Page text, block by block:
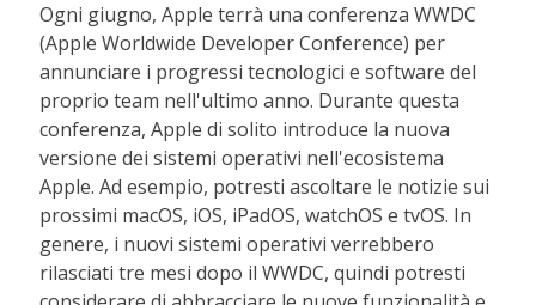
Ogni giugno, Apple terrà una conferenza WWDC
(Apple Worldwide Developer Conference) per
annunciare i progressi tecnologici e software del
proprio team nell'ultimo anno. Durante questa
conferenza, Apple di solito introduce la nuova
versione dei sistemi operativi nell'ecosistema
Apple. Ad esempio, potresti ascoltare le notizie sui
prossimi macOS, iOS, iPadOS, watchOS e tvOS. In
genere, i nuovi sistemi operativi verrebbero
rilasciati tre mesi dopo il WWDC, quindi potresti